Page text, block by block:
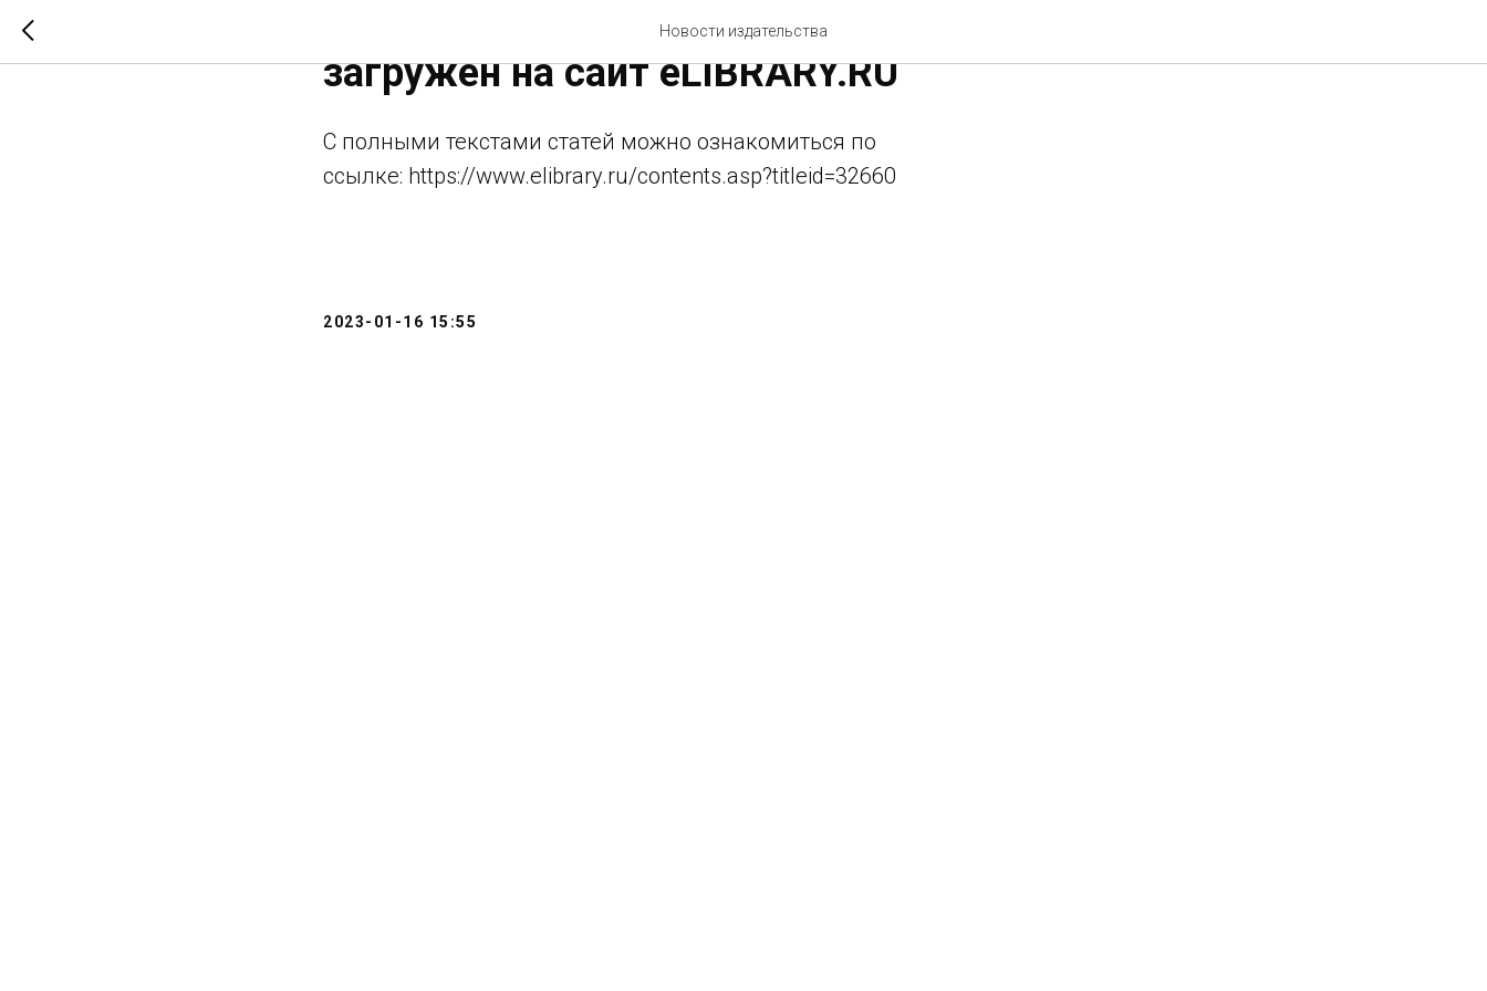
Новости издательства
Журнал "Научное мнение" №12, 2022
загружен на сайт eLIBRARY.RU
С полными текстами статей можно ознакомиться по
ссылке: https://www.elibrary.ru/contents.asp?titleid=32660
2023-01-16 15:55